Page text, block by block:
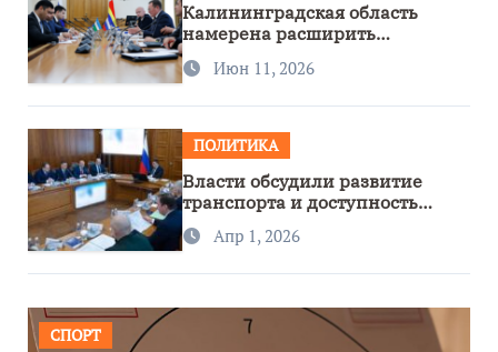
Калининградская область
намерена расширить
сотрудничество с Узбекистаном
Июн 11, 2026
ПОЛИТИКА
Власти обсудили развитие
транспорта и доступность
региона
Апр 1, 2026
СПОРТ